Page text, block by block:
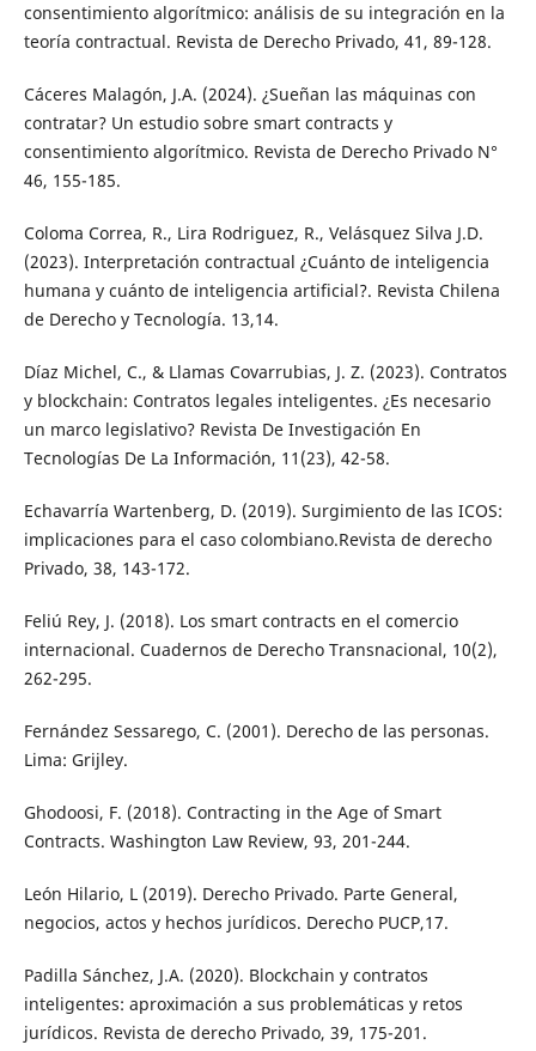
consentimiento algorítmico: análisis de su integración en la
teoría contractual. Revista de Derecho Privado, 41, 89-128.
Cáceres Malagón, J.A. (2024). ¿Sueñan las máquinas con
contratar? Un estudio sobre smart contracts y
consentimiento algorítmico. Revista de Derecho Privado N°
46, 155-185.
Coloma Correa, R., Lira Rodriguez, R., Velásquez Silva J.D.
(2023). Interpretación contractual ¿Cuánto de inteligencia
humana y cuánto de inteligencia artificial?. Revista Chilena
de Derecho y Tecnología. 13,14.
Díaz Michel, C., & Llamas Covarrubias, J. Z. (2023). Contratos
y blockchain: Contratos legales inteligentes. ¿Es necesario
un marco legislativo? Revista De Investigación En
Tecnologías De La Información, 11(23), 42-58.
Echavarría Wartenberg, D. (2019). Surgimiento de las ICOS:
implicaciones para el caso colombiano.Revista de derecho
Privado, 38, 143-172.
Feliú Rey, J. (2018). Los smart contracts en el comercio
internacional. Cuadernos de Derecho Transnacional, 10(2),
262-295.
Fernández Sessarego, C. (2001). Derecho de las personas.
Lima: Grijley.
Ghodoosi, F. (2018). Contracting in the Age of Smart
Contracts. Washington Law Review, 93, 201-244.
León Hilario, L (2019). Derecho Privado. Parte General,
negocios, actos y hechos jurídicos. Derecho PUCP,17.
Padilla Sánchez, J.A. (2020). Blockchain y contratos
inteligentes: aproximación a sus problemáticas y retos
jurídicos. Revista de derecho Privado, 39, 175-201.